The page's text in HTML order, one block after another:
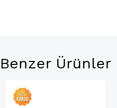
Benzer Ürünler